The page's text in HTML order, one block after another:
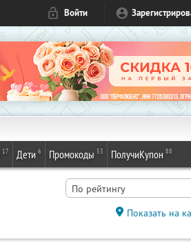
Войти
17 Дети 6 Промокоды 53 ПолучиКупон 88
По рейтингу
Показать на